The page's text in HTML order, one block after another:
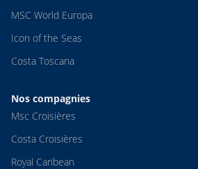
MSC World Europa
Icon of the Seas
Costa Toscana
Nos compagnies
Msc Croisières
Costa Croisières
Royal Caribean